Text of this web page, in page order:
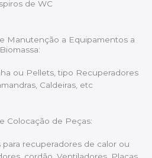
de WC
Manutenção a Equipamentos a
Biomassa:
ou Pellets, tipo Recuperadores
Caldeiras, etc
Colocação de Peças:
recuperadores de calor ou
cordão, Ventiladores, Placas